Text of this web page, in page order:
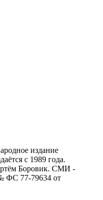
издание
с 1989 года.
Боровик. CМИ -
ФС 77-79634 от